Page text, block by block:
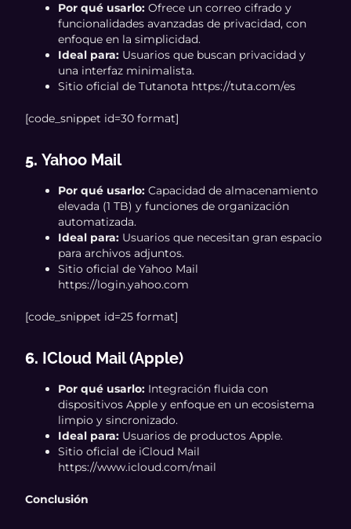
Por qué usarlo: Ofrece un correo cifrado y
funcionalidades avanzadas de privacidad, con
enfoque en la simplicidad.
Ideal para: Usuarios que buscan privacidad y
una interfaz minimalista.
Sitio oficial de Tutanota https://tuta.com/es
[code_snippet id=30 format]
5.Yahoo Mail
Por qué usarlo: Capacidad de almacenamiento
elevada (1 TB) y funciones de organización
automatizada.
Ideal para: Usuarios que necesitan gran espacio
para archivos adjuntos.
Sitio oficial de Yahoo Mail
https://login.yahoo.com
[code_snippet id=25 format]
6. ICloud Mail (Apple)
Por qué usarlo: Integración fluida con
dispositivos Apple y enfoque en un ecosistema
limpio y sincronizado.
Ideal para: Usuarios de productos Apple.
Sitio oficial de iCloud Mail
https://www.icloud.com/mail
Conclusión